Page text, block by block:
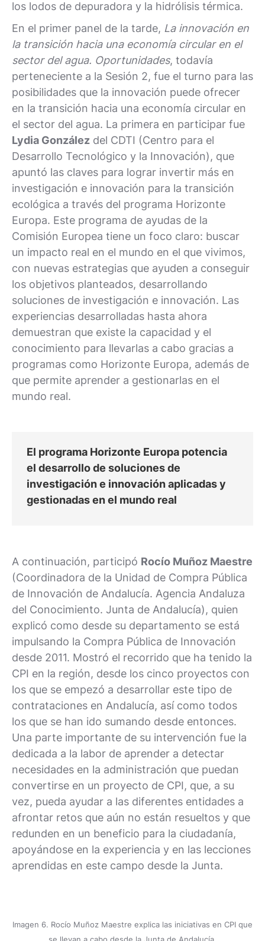
los lodos de depuradora y la hidrólisis térmica.
En el primer panel de la tarde, La innovación en
la transición hacia una economía circular en el
sector del agua. Oportunidades, todavía
perteneciente a la Sesión 2, fue el turno para las
posibilidades que la innovación puede ofrecer
en la transición hacia una economía circular en
el sector del agua. La primera en participar fue
Lydia González del CDTI (Centro para el
Desarrollo Tecnológico y la Innovación), que
apuntó las claves para lograr invertir más en
investigación e innovación para la transición
ecológica a través del programa Horizonte
Europa. Este programa de ayudas de la
Comisión Europea tiene un foco claro: buscar
un impacto real en el mundo en el que vivimos,
con nuevas estrategias que ayuden a conseguir
los objetivos planteados, desarrollando
soluciones de investigación e innovación. Las
experiencias desarrolladas hasta ahora
demuestran que existe la capacidad y el
conocimiento para llevarlas a cabo gracias a
programas como Horizonte Europa, además de
que permite aprender a gestionarlas en el
mundo real.
El programa Horizonte Europa potencia
el desarrollo de soluciones de
investigación e innovación aplicadas y
gestionadas en el mundo real
A continuación, participó Rocío Muñoz Maestre
(Coordinadora de la Unidad de Compra Pública
de Innovación de Andalucía. Agencia Andaluza
del Conocimiento. Junta de Andalucía), quien
explicó como desde su departamento se está
impulsando la Compra Pública de Innovación
desde 2011. Mostró el recorrido que ha tenido la
CPI en la región, desde los cinco proyectos con
los que se empezó a desarrollar este tipo de
contrataciones en Andalucía, así como todos
los que se han ido sumando desde entonces.
Una parte importante de su intervención fue la
dedicada a la labor de aprender a detectar
necesidades en la administración que puedan
convertirse en un proyecto de CPI, que, a su
vez, pueda ayudar a las diferentes entidades a
afrontar retos que aún no están resueltos y que
redunden en un beneficio para la ciudadanía,
apoyándose en la experiencia y en las lecciones
aprendidas en este campo desde la Junta.
Imagen 6. Rocío Muñoz Maestre explica las iniciativas en CPI que